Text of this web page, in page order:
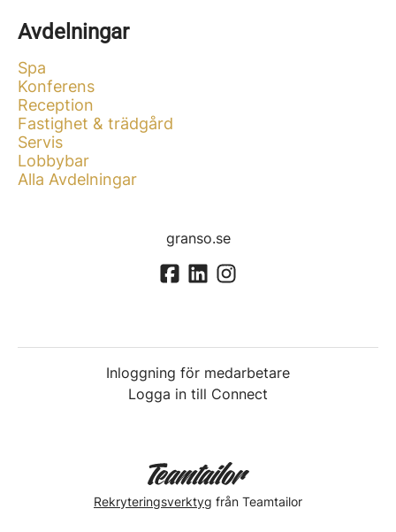
Avdelningar
Spa
Konferens
Reception
Fastighet & trädgård
Servis
Lobbybar
Alla Avdelningar
granso.se
Inloggning för medarbetare
Logga in till Connect
Rekryteringsverktyg från Teamtailor